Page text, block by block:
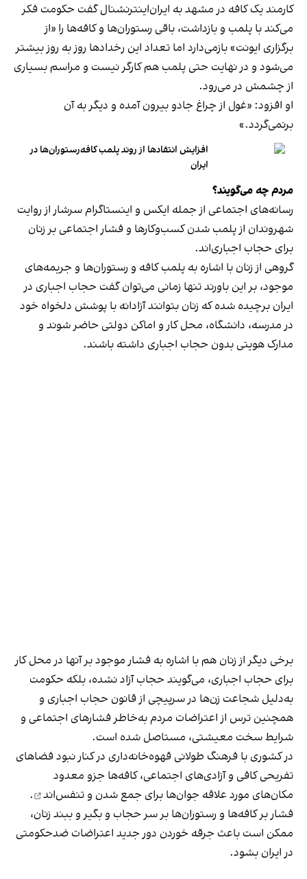
کارمند یک کافه در مشهد به ایران‌اینترنشنال گفت حکومت فکر
می‌کند با پلمب و بازداشت، باقی رستوران‌ها و کافه‌ها را «از
برگزاری ایونت» بازمی‌دارد اما تعداد این رخدادها روز به روز بیشتر
می‌شود و در نهایت حتی پلمب هم کارگر نیست و مراسم بسیاری
از چشمش در می‌رود.
او افزود: «غول از چراغ جادو بیرون آمده و دیگر به آن
برنمی‎‌گردد.»
افزایش انتقادها از روند پلمب کافه‌رستوران‌ها در
ایران
مردم چه می‌گویند؟
رسانه‎‌های اجتماعی از جمله ایکس و اینستاگرام سرشار از روایت
شهروندان از پلمب شدن کسب‌وکارها و فشار اجتماعی بر زنان
برای حجاب اجباری‌اند.
گروهی از زنان با اشاره به پلمب کافه و رستوران‌ها و جریمه‌های
موجود، بر این باورند تنها زمانی می‌توان گفت حجاب اجباری در
ایران برچیده شده که زنان بتوانند آزادانه با پوشش دلخواه خود
در مدرسه، دانشگاه، محل کار و اماکن دولتی حاضر شوند و
مدارک هویتی بدون حجاب اجباری داشته باشند.
برخی دیگر از زنان هم با اشاره به فشار موجود بر آنها در محل کار
برای حجاب اجباری، می‌گویند حجاب آزاد نشده، بلکه حکومت
به‌دلیل شجاعت زن‌ها در سرپیچی از قانون حجاب اجباری و
همچنین ترس از اعتراضات مردم به‌خاطر فشارهای اجتماعی و
شرایط سخت معیشتی، مستاصل شده است.
در کشوری با فرهنگ طولانی قهوه‌‌خانه‌داری در کنار نبود فضاهای
تفریحی کافی و آزادی‌های اجتماعی، کافه‌ها جزو معدود
مکان‌های مورد علاقه جوان‌ها برای جمع شدن و تنفس‌اند
.
فشار بر کافه‌ها و رستوران‌ها بر سر حجاب و بگیر و ببند زنان،
ممکن است باعث جرقه خوردن دور جدید اعتراضات ضدحکومتی
در ایران بشود.